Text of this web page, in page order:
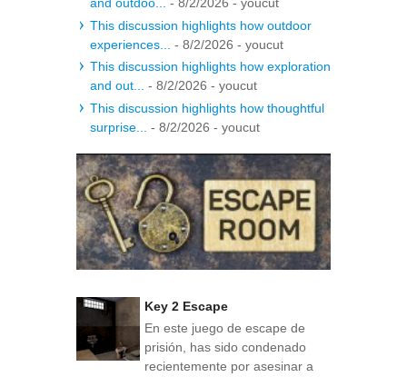
This discussion highlights how outdoor
experiences...
- 8/2/2026 - youcut
This discussion highlights how exploration
and out...
- 8/2/2026 - youcut
This discussion highlights how thoughtful
surprise...
- 8/2/2026 - youcut
Key 2 Escape
En este juego de escape de
prisión, has sido condenado
recientemente por asesinar a